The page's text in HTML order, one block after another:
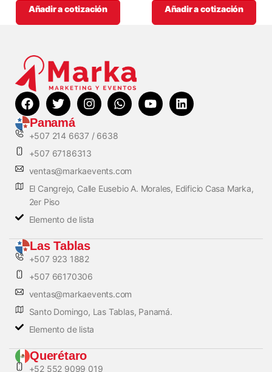
Añadir a cotización Añadir a cotización
Panamá
+507 214 6637 / 6638
+507 67186313
ventas@markaevents.com
El Cangrejo, Calle Eusebio A. Morales, Edificio Casa Marka,
2er Piso
Elemento de lista
Las Tablas
+507 923 1882
+507 66170306
ventas@markaevents.com
Santo Domingo, Las Tablas, Panamá.
Elemento de lista
Querétaro
+52 552 9099 019